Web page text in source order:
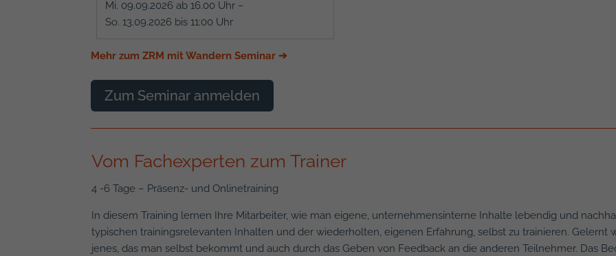
Mi. 09.09.2026 ab 16.00 Uhr –
So. 13.09.2026 bis 11:00 Uhr
Mehr zum ZRM mit Wandern Seminar ➔
Zum Seminar anmelden
Vom Fachexperten zum Trainer
4 -6 Tage – Präsenz- und Onlinetraining
In diesem Training lernen Ihre Mitarbeiter, wie man eigene, unternehmensinterne Inhalte lebendig und
typischen trainingsrelevanten Inhalten und der wiederholten, eigenen Erfahrung, selbst zu trainieren. Gelernt
jenes, das man selbst bekommt und auch durch das Geben von Feedback an die anderen Teilnehmer. Das